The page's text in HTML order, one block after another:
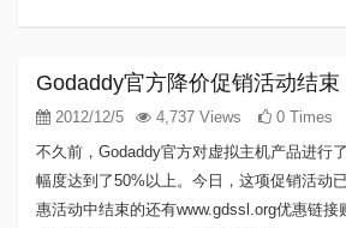
Godaddy官方降价促销活动结束
2012/12/5 4,737 Views
0 Times
不久前，Godaddy官方对虚拟主机产品进行
幅度达到了50%以上。今日，这项促销活动
惠活动中结束的还有www.gdssl.org优惠链接